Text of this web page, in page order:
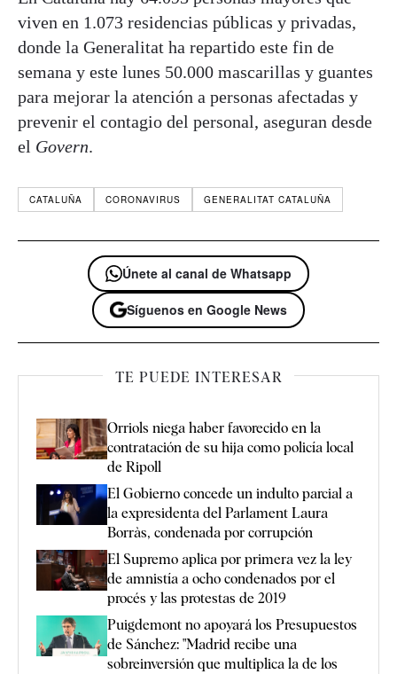
viven en 1.073 residencias públicas y privadas,
donde la Generalitat ha repartido este fin de
semana y este lunes 50.000 mascarillas y guantes
para mejorar la atención a personas afectadas y
prevenir el contagio del personal, aseguran desde
el Govern.
CATALUÑA CORONAVIRUS GENERALITAT CATALUÑA
Únete al canal de Whatsapp
Síguenos en Google News
TE PUEDE INTERESAR
Orriols niega haber favorecido en la
contratación de su hija como policía local
de Ripoll
El Gobierno concede un indulto parcial a
la expresidenta del Parlament Laura
Borràs, condenada por corrupción
El Supremo aplica por primera vez la ley
de amnistía a ocho condenados por el
procés y las protestas de 2019
Puigdemont no apoyará los Presupuestos
de Sánchez: "Madrid recibe una
sobreinversión que multiplica la de los